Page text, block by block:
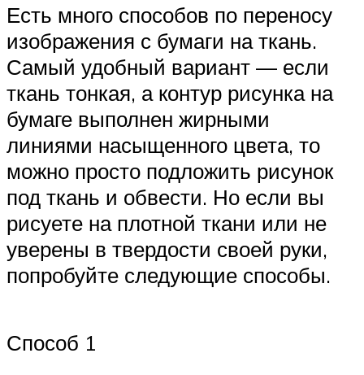
Есть много способов по переносу
изображения с бумаги на ткань.
Самый удобный вариант — если
ткань тонкая, а контур рисунка на
бумаге выполнен жирными
линиями насыщенного цвета, то
можно просто подложить рисунок
под ткань и обвести. Но если вы
рисуете на плотной ткани или не
уверены в твердости своей руки,
попробуйте следующие способы.
Способ 1